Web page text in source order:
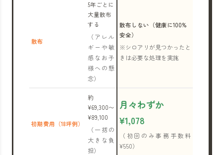
散布
5年ごとに
大量散布
する
（アレル
ギーや敏
感なお子
様への懸
念）
散布しない（健康に100%
安全）
※シロアリが見つかったと
きは必要な処理を実施
初期費用（18坪例）
約
¥69,300〜
¥89,100
（一括の
大きな負
担）
月々わずか
¥1,078
（初回のみ事務手数料
¥550）